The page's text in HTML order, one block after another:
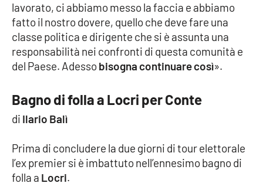
lavorato, ci abbiamo messo la faccia e abbiamo
fatto il nostro dovere, quello che deve fare una
classe politica e dirigente che si è assunta una
responsabilità nei confronti di questa comunità e
del Paese. Adessobisogna continuare così».
Bagno di folla a Locri per Conte
di Ilario Balì
Prima di concludere la due giorni di tour elettorale
l’ex premier si è imbattuto nell’ennesimo bagno di
folla a Locri.